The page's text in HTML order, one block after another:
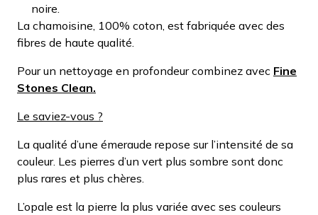
noire.
La chamoisine, 100% coton, est fabriquée avec des
fibres de haute qualité.
Pour un nettoyage en profondeur combinez avec Fine
Stones Clean.
Le saviez-vous ?
La qualité d’une émeraude repose sur l’intensité de sa
couleur. Les pierres d’un vert plus sombre sont donc
plus rares et plus chères.
L’opale est la pierre la plus variée avec ses couleurs